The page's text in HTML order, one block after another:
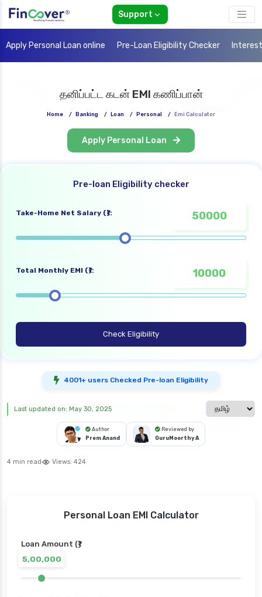
Support
Apply Personal Loan online Pre-Loan Eligibility Checker
தனிப்பட்ட கடன் EMI கணிப்பான்
Home / Banking / Loan / Personal / Emi Calculator
Apply Personal Loan
Pre-loan Eligibility checker
Take-Home Net Salary (₹):
Total Monthly EMI (₹):
Check Eligibility
4001+ users Checked Pre-loan Eligibility
Select
Last updated on: May 30, 2025
Author
Prem Anand
Reviewed by
GuruMoorthy A
4 min read Views: 424
Personal Loan EMI Calculator
Loan Amount (₹)
5,00,000